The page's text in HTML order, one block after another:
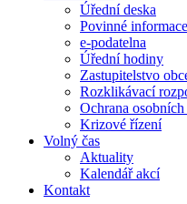
Úřední deska
Povinné informace
e-podatelna
Úřední hodiny
Zastupitelstvo
Rozklikávací
Ochrana osobních
Krizové řízení
Volný čas
Aktuality
Kalendář akcí
Kontakt